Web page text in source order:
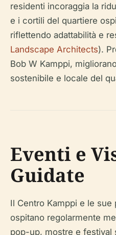
residenti incoraggia la
e i cortili del quartiere
riflettendo adattabilità e
Landscape Architects).
Bob W Kamppi,
sostenibile e locale del
Eventi e
Guidate
Il Centro Kamppi e le sue
ospitano regolarmente
pop-up, mostre e festival